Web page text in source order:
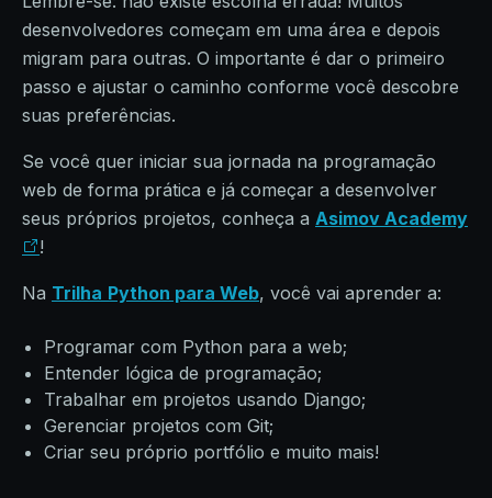
desenvolvedores começam em uma área e depois
migram para outras. O importante é dar o primeiro
passo e ajustar o caminho conforme você descobre
suas preferências.
Se você quer iniciar sua jornada na programação
web de forma prática e já começar a desenvolver
seus próprios projetos, conheça a Asimov Academy
!
Na Trilha Python para Web, você vai aprender a:
Programar com Python para a web;
Entender lógica de programação;
Trabalhar em projetos usando Django;
Gerenciar projetos com Git;
Criar seu próprio portfólio e muito mais!